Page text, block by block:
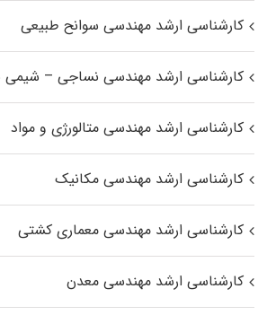
کارشناسی ارشد مهندسی سوانح طبیعی
کارشناسی ارشد مهندسی نساجی – شیمی
کارشناسی ارشد مهندسی متالورژی و مواد
کارشناسی ارشد مهندسی مکانیک
کارشناسی ارشد مهندسی معماری کشتی
کارشناسی ارشد مهندسی معدن